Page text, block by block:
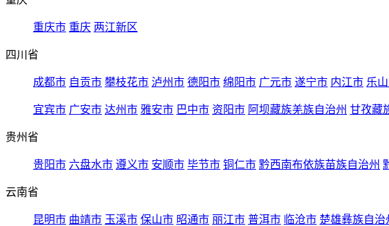
重庆市 重庆 两江新区
四川省
成都市 自贡市 攀枝花市 泸州市 德阳市 绵阳市 广元市 遂宁市 内江市 乐
宜宾市 广安市 达州市 雅安市 巴中市 资阳市 阿坝藏族羌族自治州 甘孜藏
贵州省
贵阳市 六盘水市 遵义市 安顺市 毕节市 铜仁市 黔西南布依族苗族自治州
云南省
昆明市 曲靖市 玉溪市 保山市 昭通市 丽江市 普洱市 临沧市 楚雄彝族自治